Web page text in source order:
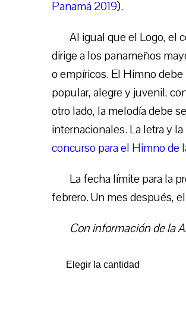
Panamá 2019).
Al igual que el Logo, el
dirige a los panameños
o empíricos. El Himno
popular, alegre y juvenil,
otro lado, la melodía debe
internacionales. La letra y
concurso para el Himno de
La fecha límite para la
febrero. Un mes después,
Con información de la